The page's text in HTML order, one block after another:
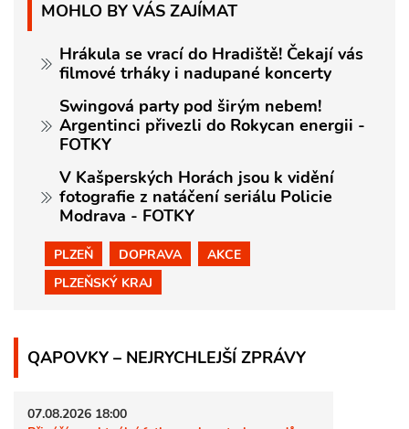
MOHLO BY VÁS ZAJÍMAT
Hrákula se vrací do Hradiště! Čekají vás
filmové trháky i nadupané koncerty
Swingová party pod širým nebem!
Argentinci přivezli do Rokycan energii -
FOTKY
V Kašperských Horách jsou k vidění
fotografie z natáčení seriálu Policie
Modrava - FOTKY
PLZEŇ DOPRAVA
AKCE
PLZEŇSKÝ KRAJ
QAPOVKY – NEJRYCHLEJŠÍ ZPRÁVY
07.08.2026 18:00